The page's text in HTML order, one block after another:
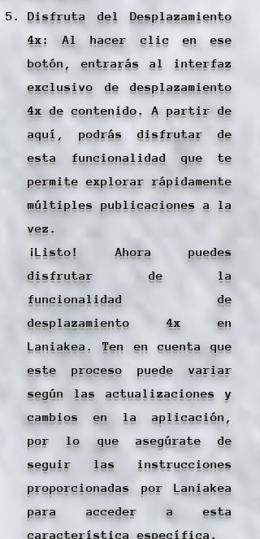
Disfruta del Desplazamiento
4x: Al hacer clic en ese
botón, entrarás al interfaz
exclusivo de desplazamiento
4x de contenido. A partir de
aquí, podrás disfrutar de
esta funcionalidad que te
permite explorar rápidamente
múltiples publicaciones a la
vez.
¡Listo! Ahora puedes
disfrutar de la
funcionalidad de
desplazamiento 4x en
Laniakea. Ten en cuenta que
este proceso puede variar
según las actualizaciones y
cambios en la aplicación,
por lo que asegúrate de
seguir las instrucciones
proporcionadas por Laniakea
para acceder a esta
característica específica.